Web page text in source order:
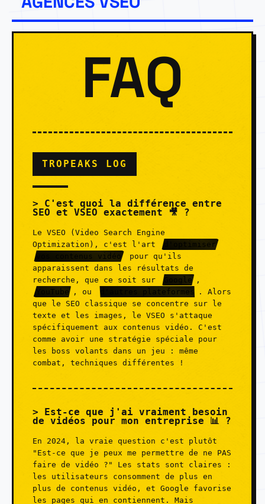
FAQ
TROPEAKS LOG
C'est quoi la différence entre
SEO et VSEO exactement 🎥 ?
Le VSEO (Video Search Engine
Optimization), c'est l'art
d'optimiser
vos contenus vidéo
pour qu'ils
apparaissent dans les résultats de
recherche, que ce soit sur
Google
,
YouTube
, ou d'autres plateformes . Alors
que le SEO classique se concentre sur le
texte et les images, le VSEO s'attaque
spécifiquement aux contenus vidéo. C'est
comme avoir une stratégie spéciale pour
les boss volants dans un jeu : même
combat, techniques différentes !
Est-ce que j'ai vraiment besoin
de vidéos pour mon entreprise 📊 ?
En 2024, la vraie question c'est plutôt
"Est-ce que je peux me permettre de ne PAS
faire de vidéo ?" Les stats sont claires :
les utilisateurs consomment de plus en
plus de contenus vidéo, et Google favorise
les pages qui en contiennent. Mais